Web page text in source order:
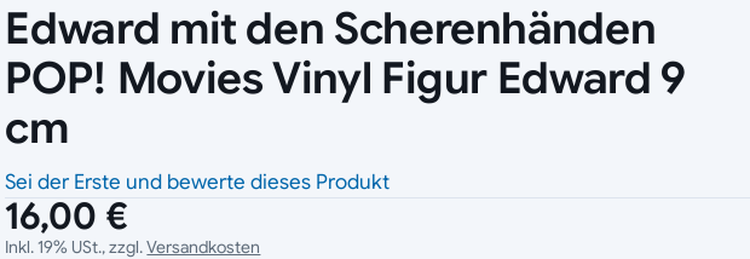
Edward mit den Scherenhänden
POP! Movies Vinyl Figur Edward 9
cm
Sei der Erste und bewerte dieses Produkt
16,00 €
Inkl. 19% USt., zzgl.Versandkosten